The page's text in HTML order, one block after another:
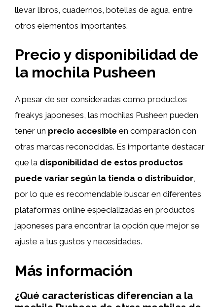
llevar libros, cuadernos, botellas de agua, entre
otros elementos importantes.
Precio y disponibilidad de
la mochila Pusheen
A pesar de ser consideradas como productos
freakys japoneses, las mochilas Pusheen pueden
tener un precio accesible en comparación con
otras marcas reconocidas. Es importante destacar
que la disponibilidad de estos productos
puede variar según la tienda o distribuidor,
por lo que es recomendable buscar en diferentes
plataformas online especializadas en productos
japoneses para encontrar la opción que mejor se
ajuste a tus gustos y necesidades.
Más información
¿Qué características diferencian a la